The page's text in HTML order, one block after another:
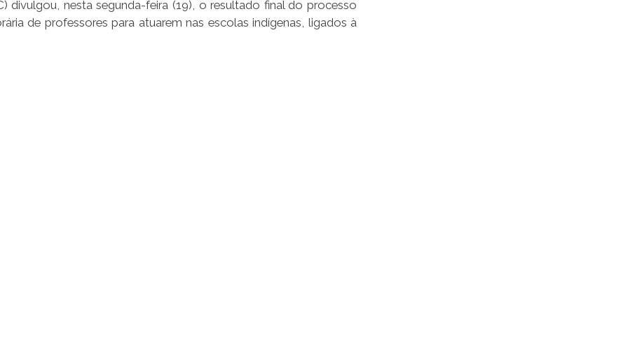
divulgou, nesta segunda-feira (19), o resultado final do processo
de professores para atuarem nas escolas indígenas, ligados à